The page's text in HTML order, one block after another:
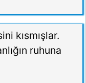
kısmışlar.
ruhuna